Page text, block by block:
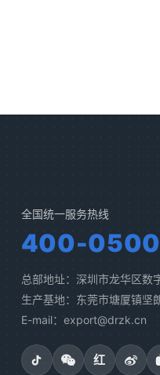
全国统一服务热线
400-
总部地址：深圳市龙华区数
生产基地：东莞市塘厦镇坚
E-mail：export@drzk.cn
红